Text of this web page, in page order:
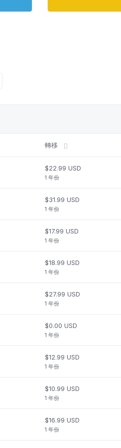
轉移
$22.99 USD
1 年份
$31.99 USD
1 年份
$17.99 USD
1 年份
$18.99 USD
1 年份
$27.99 USD
1 年份
$0.00 USD
1 年份
$12.99 USD
1 年份
$10.99 USD
1 年份
$16.99 USD
1 年份